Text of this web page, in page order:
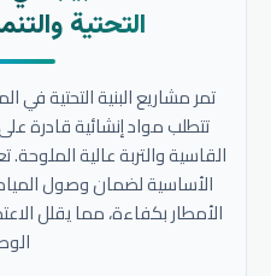
التحتية
تمر مشاريع البنية التحتية في
تتطلب مواد إنشائية قادرة
القاسية والتربة عالية الملوحة.
الأساسية لضمان وصول
الأمطار بكفاءة، مما يقلل